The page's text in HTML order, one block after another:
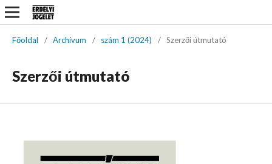
Főoldal / Archívum / szám 1 (2024) / Szerzői útmutató
Szerzői útmutató